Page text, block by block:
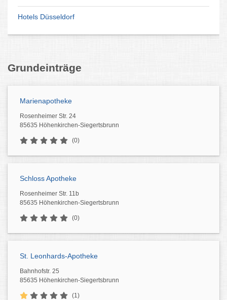
Brustverkleinerung München
Grundeinträge
Marienapotheke
Rosenheimer Str. 24
85635 Höhenkirchen-Siegertsbrunn
(0)
Schloss Apotheke
Rosenheimer Str. 11b
85635 Höhenkirchen-Siegertsbrunn
(0)
St. Leonhards-Apotheke
Bahnhofstr. 25
85635 Höhenkirchen-Siegertsbrunn
(1)